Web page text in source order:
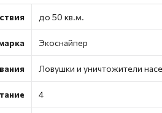
до 50 кв.м.
Экоснайпер
Ловушки и уничтожители
4